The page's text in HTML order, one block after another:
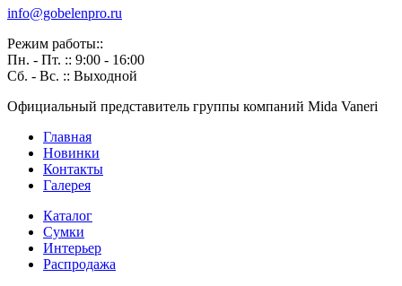
info@gobelenpro.ru
Режим работы::
Пн. - Пт. :: 9:00 - 16:00
Сб. - Вс. :: Выходной
Официальный представитель группы компаний Mida Vaneri
Главная
Новинки
Контакты
Галерея
Каталог
Сумки
Интерьер
Распродажа